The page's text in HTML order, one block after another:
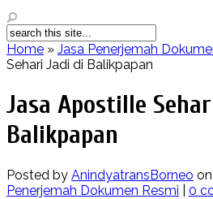
Home » Jasa Penerjemah
Sehari Jadi di Balikpapan
Jasa Apostille
Balikpapan
Posted by AnindyatransBorneo
Penerjemah Dokumen Resmi
0